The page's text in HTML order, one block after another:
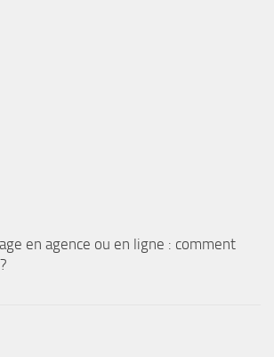
en agence ou en ligne : comment